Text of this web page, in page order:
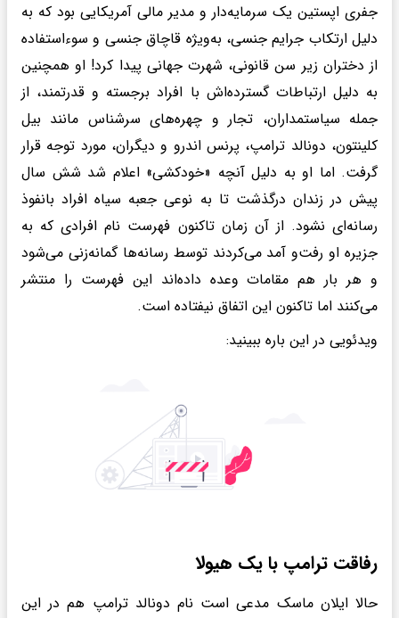
جفری اپستین یک سرمایه‌دار و مدیر مالی آمریکایی بود که به
دلیل ارتکاب جرایم جنسی، به‌ویژه قاچاق جنسی و سوءاستفاده
از دختران زیر سن قانونی، شهرت جهانی پیدا کرد! او همچنین
به دلیل ارتباطات گسترده‌اش با افراد برجسته و قدرتمند، از
جمله سیاستمداران، تجار و چهره‌های سرشناس مانند بیل
کلینتون، دونالد ترامپ، پرنس اندرو و دیگران، مورد توجه قرار
گرفت. اما او به دلیل آنچه «خودکشی» اعلام شد شش سال
پیش در زندان درگذشت تا به نوعی جعبه سیاه افراد بانفوذ
رسانه‌ای نشود. از آن زمان تاکنون فهرست نام افرادی که به
جزیره او رفت‌و آمد می‌کردند توسط رسانه‌ها گمانه‌زنی می‌شود
و هر بار هم مقامات وعده داده‌اند این فهرست را منتشر
می‌کنند اما تاکنون این اتفاق نیفتاده است.
ویدئویی در این باره ببینید:
رفاقت ترامپ با یک هیولا
حالا ایلان ماسک مدعی است نام دونالد ترامپ هم در این